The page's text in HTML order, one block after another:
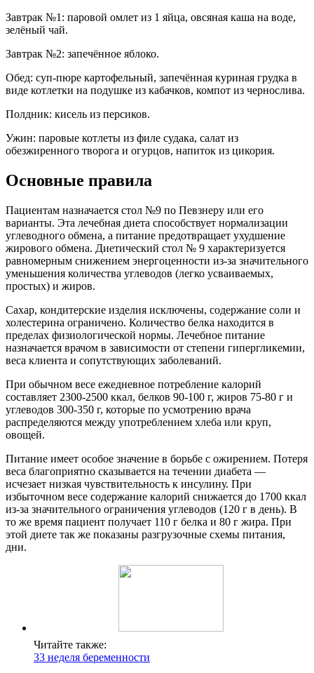
Завтрак №1: паровой омлет из 1 яйца, овсяная каша на воде,
зелёный чай.
Завтрак №2: запечённое яблоко.
Обед: суп-пюре картофельный, запечённая куриная грудка в
виде котлетки на подушке из кабачков, компот из чернослива.
Полдник: кисель из персиков.
Ужин: паровые котлеты из филе судака, салат из
обезжиренного творога и огурцов, напиток из цикория.
Основные правила
Пациентам назначается стол №9 по Певзнеру или его
варианты. Эта лечебная диета способствует нормализации
углеводного обмена, а питание предотвращает ухудшение
жирового обмена. Диетический стол № 9 характеризуется
равномерным снижением энергоценности из-за значительного
уменьшения количества углеводов (легко усваиваемых,
простых) и жиров.
Сахар, кондитерские изделия исключены, содержание соли и
холестерина ограничено. Количество белка находится в
пределах физиологической нормы. Лечебное питание
назначается врачом в зависимости от степени гипергликемии,
веса клиента и сопутствующих заболеваний.
При обычном весе ежедневное потребление калорий
составляет 2300-2500 ккал, белков 90-100 г, жиров 75-80 г и
углеводов 300-350 г, которые по усмотрению врача
распределяются между употреблением хлеба или круп,
овощей.
Питание имеет особое значение в борьбе с ожирением. Потеря
веса благоприятно сказывается на течении диабета —
исчезает низкая чувствительность к инсулину. При
избыточном весе содержание калорий снижается до 1700 ккал
из-за значительного ограничения углеводов (120 г в день). В
то же время пациент получает 110 г белка и 80 г жира. При
этой диете так же показаны разгрузочные схемы питания,
дни.
Читайте также:
33 неделя беременности